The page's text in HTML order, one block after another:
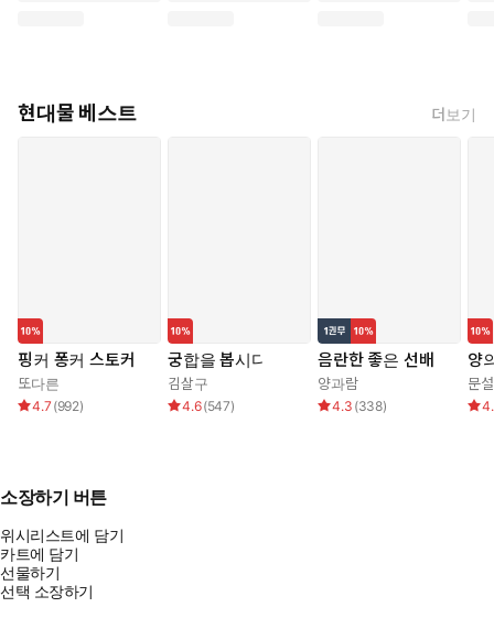
현대물 베스트 더보기
핑커 퐁커 스토커
또다른
4.7 (992)
궁합을 봅시다
김살구
4.6(547)
음란한 좋은 선배
양과람
4.3 (338)
양
문
소장하기 버튼
위시리스트에 담기
카트에 담기
선물하기
선택 소장하기